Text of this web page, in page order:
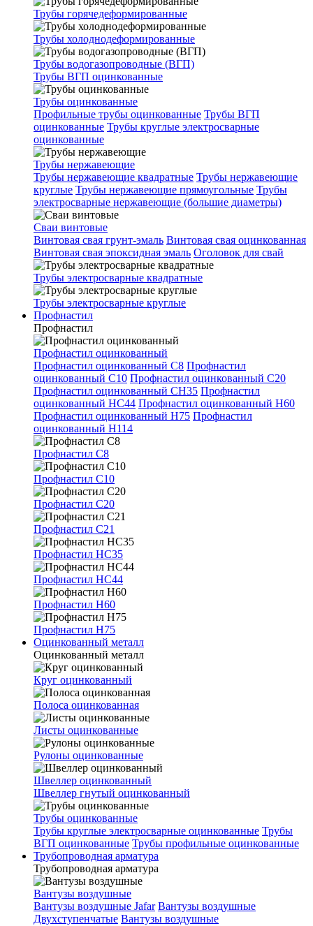
Трубы горячедеформированные
Трубы холоднодеформированные
Трубы водогазопроводные (ВГП)
Трубы ВГП оцинкованные
Трубы оцинкованные
Профильные трубы оцинкованные Трубы ВГП
оцинкованные Трубы круглые электросварные
оцинкованные
Трубы нержавеющие
Трубы нержавеющие квадратные Трубы нержавеющие
круглые Трубы нержавеющие прямоугольные Трубы
электросварные нержавеющие (большие диаметры)
Сваи винтовые
Винтовая свая грунт-эмаль Винтовая свая оцинкованная
Винтовая свая эпоксидная эмаль Оголовок для свай
Трубы электросварные квадратные
Трубы электросварные круглые
Профнастил
Профнастил
Профнастил оцинкованный
Профнастил оцинкованный С8 Профнастил
оцинкованный С10 Профнастил оцинкованный С20
Профнастил оцинкованный СН35 Профнастил
оцинкованный НС44 Профнастил оцинкованный Н60
Профнастил оцинкованный Н75 Профнастил
оцинкованный Н114
Профнастил С8
Профнастил С10
Профнастил С20
Профнастил С21
Профнастил НС35
Профнастил НС44
Профнастил Н60
Профнастил Н75
Оцинкованный металл
Оцинкованный металл
Круг оцинкованный
Полоса оцинкованная
Листы оцинкованные
Рулоны оцинкованные
Швеллер оцинкованный
Швеллер гнутый оцинкованный
Трубы оцинкованные
Трубы круглые электросварные оцинкованные Трубы
ВГП оцинкованные Трубы профильные оцинкованные
Трубопроводная арматура
Трубопроводная арматура
Вантузы воздушные
Вантузы воздушные Jafar Вантузы воздушные
Двухступенчатые Вантузы воздушные